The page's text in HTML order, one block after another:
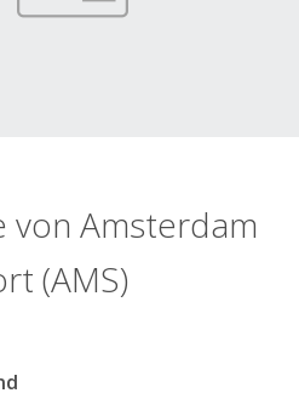
von Amsterdam
(AMS)